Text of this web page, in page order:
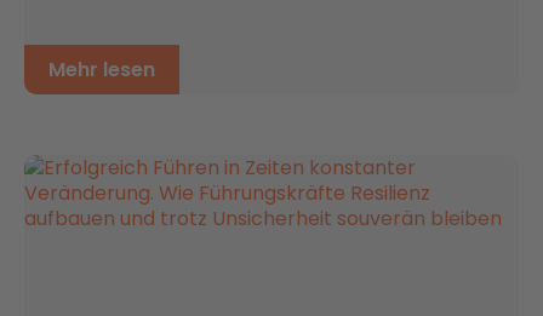
Mehr lesen